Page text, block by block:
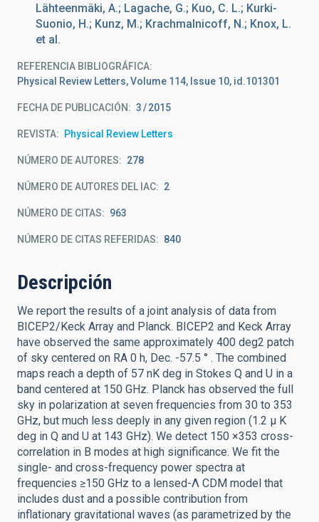
Lähteenmäki, A.; Lagache, G.; Kuo, C. L.; Kurki-
Suonio, H.; Kunz, M.; Krachmalnicoff, N.; Knox, L.
et al.
REFERENCIA BIBLIOGRÁFICA
Physical Review Letters, Volume 114, Issue 10, id.101301
FECHA DE PUBLICACIÓN: 3 2015
REVISTA Physical Review Letters
NÚMERO DE AUTORES 278
NÚMERO DE AUTORES DEL IAC 2
NÚMERO DE CITAS 963
NÚMERO DE CITAS REFERIDAS 840
Descripción
We report the results of a joint analysis of data from
BICEP2/Keck Array and Planck. BICEP2 and Keck Array
have observed the same approximately 400 deg2 patch
of sky centered on RA 0 h, Dec. -57.5 ° . The combined
maps reach a depth of 57 nK deg in Stokes Q and U in a
band centered at 150 GHz. Planck has observed the full
sky in polarization at seven frequencies from 30 to 353
GHz, but much less deeply in any given region (1.2 μ K
deg in Q and U at 143 GHz). We detect 150 ×353 cross-
correlation in B modes at high significance. We fit the
single- and cross-frequency power spectra at
frequencies ≥150 GHz to a lensed-Λ CDM model that
includes dust and a possible contribution from
inflationary gravitational waves (as parametrized by the